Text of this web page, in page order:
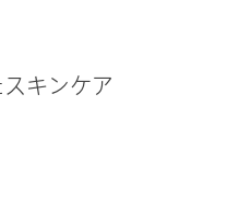
キンケア